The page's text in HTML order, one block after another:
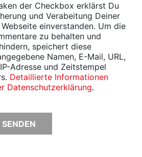
der Checkbox erklärst Du
und Verabeitung Deiner
einverstanden. Um die
zu behalten und
speichert diese
Namen, E-Mail, URL,
Adresse und Zeitstempel
Detaillierte Informationen
Datenschutzerklärung.